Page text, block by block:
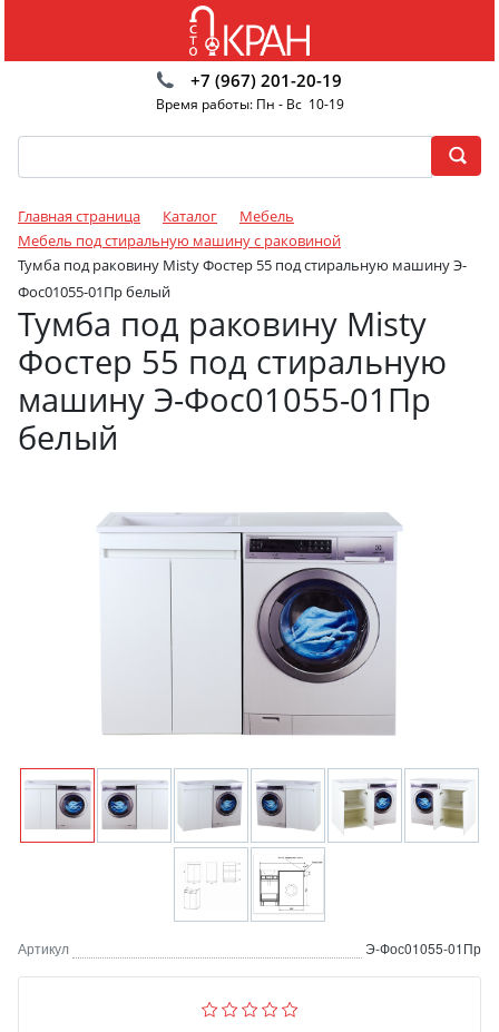
+7 (967) 201-20-19
Время работы: Пн - Вс 10-19
Главная страница Каталог
Мебель
Мебель под стиральную машину с раковиной
Тумба под раковину Misty Фостер 55 под стиральную машину Э-
Фос01055-01Пр белый
Тумба под раковину Misty
Фостер 55 под стиральную
машину Э-Фос01055-01Пр
белый
Артикул Э-Фос01055-01Пр